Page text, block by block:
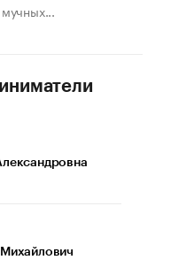
рассказал Маск в
нефти —
почему рост доходов